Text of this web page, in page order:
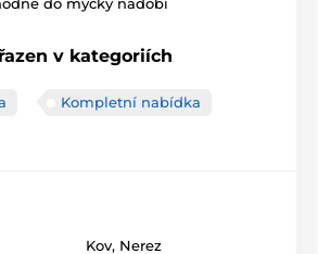
do myčky nádobí
v kategoriích
Kompletní nabídka
Kov, Nerez